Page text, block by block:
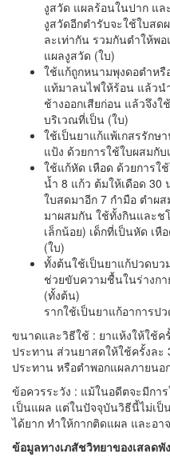
งูสวัด แผลร้อนในปาก แ
งูสวัดอีกตำรับจะใช้ใบสด
ละเท่ากัน รวมกันตำให้พ
แผลงูสวัด (ใบ)
ใช้แก้ถูกหนามพุงดอตำหรื
แท้มาลนไฟให้ร้อน แล้วน
ช้างออกเสียก่อน แล้วจึง
บริเวณที่เป็น (ใบ)
ใช้เป็นยาแก้แพ้เกสรรักษ
แป้ง ด้วยการใช้ใบผสมกั
ใช้แก้หัด เหือด ด้วยการ
น้ำ 8 แก้ว ต้มให้เดือด 30
ใบสดมาอีก 7 กำมือ ตำผ
มาผสมกัน ใช้ทั้งกินและช
เล็กน้อย) เด็กที่เป็นหัด เ
(ใบ)
ทั้งต้นใช้เป็นยาแก้ปวดบว
ช่วยขับความชื้นในร่างกา
(ทั้งต้น)
รากใช้เป็นยาแก้อาการป
ขนาดและวิธีใช้ : ยาแห้งให้ใช้ค
ประทาน ส่วนยาสดให้ใช้ครั้งละ
ประทาน หรือตำพอกแผลภายนอ
ข้อควรระวัง : แม้ในอดีตจะมีก
เป็นแผล แต่ในปัจจุบันวิธีนี้ไม่เป็
ได้ยาก ทำให้กากติดแผล และอา
ข้อมูลทางเภสัชวิทยาของเสลดพั